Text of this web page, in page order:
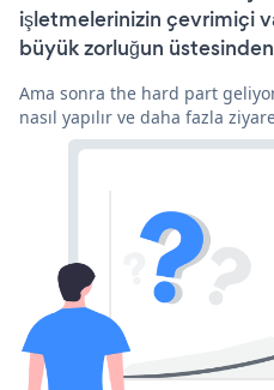
işletmelerinizin çevrimiçi
büyük zorluğun
Ama sonra the hard part
nasıl yapılır ve daha fazla